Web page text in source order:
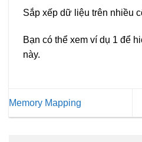
Sắp xếp dữ liệu trên nhiều
Bạn có thể xem ví dụ 1 để
này.
Memory Mapping